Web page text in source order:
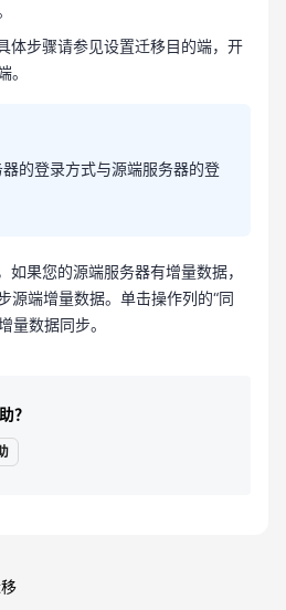
体步骤请参见设置迁移目的端，开
。
的登录方式与源端服务器的登
果您的源端服务器有增量数据，
源端增量数据。单击操作列的“同
量数据同步。
？